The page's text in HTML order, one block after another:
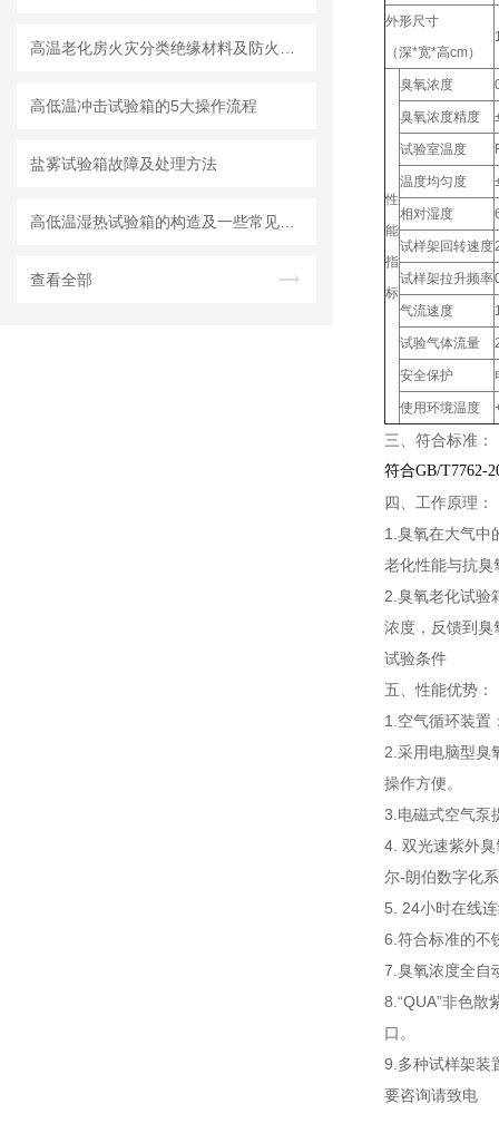
高低温冲击试验箱的5大操作流程
盐雾试验箱故障及处理方法
查看全部
外形尺寸
（深*宽*高cm）
性
能
指
标
臭氧浓度
臭氧浓度精度
试验室温度
温度均匀度
相对湿度
试样架回转速度
试样架拉升频率
气流速度
试验气体流量
安全保护
使用环境温度
三、符合标准：
符合GB/T7762-
四、工作原理：
1.臭氧在大气中
老化性能与抗臭
2.臭氧老化试验
浓度，反馈到臭
试验条件
五、性能优势：
1.空气循环装置
2.采用电脑型臭
操作方便。
3.电磁式空气泵
4. 双光速紫外
尔-朗伯数字化
5. 24小时在线
6.符合标准的不
7.臭氧浓度全自
8.“QUA”非色
口。
9.多种试样架装
要咨询请致电